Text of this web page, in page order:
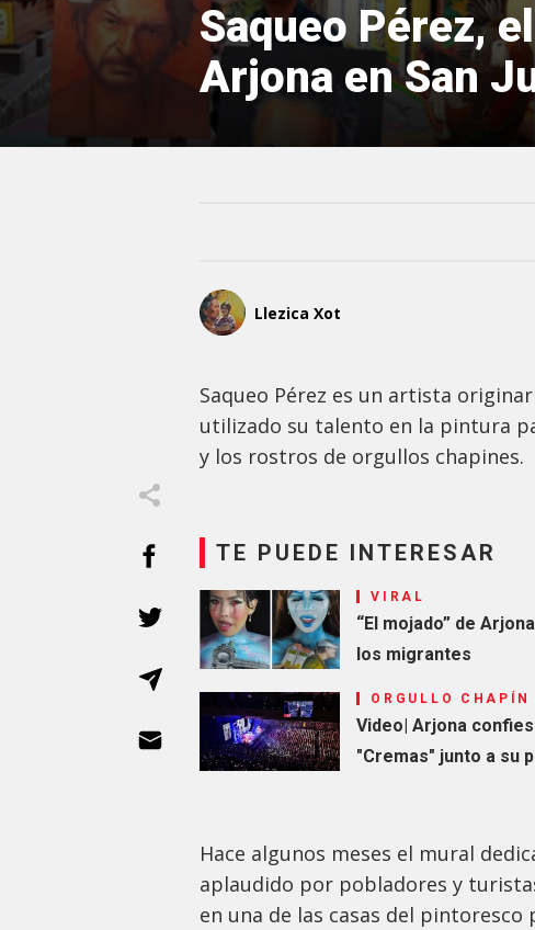
Saqueo Pérez,
Arjona en San
Llezica Xot
Saqueo Pérez es un artista
utilizado su talento en la pintura
y los rostros de orgullos chapines.
TE PUEDE INTERESAR
VIRAL
“El mojado” de
los migrantes
ORGULLO CHAPÍN
Video| Arjona
"Cremas" junto a su
Hace algunos meses el mural
aplaudido por pobladores y
en una de las casas del